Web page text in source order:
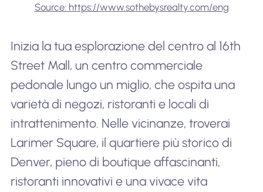
Source: https://www.sothebysrealty.com/eng
Inizia la tua esplorazione del centro al 16th
Street Mall, un centro commerciale
pedonale lungo un miglio, che ospita una
varietà di negozi, ristoranti e locali di
intrattenimento. Nelle vicinanze, troverai
Larimer Square, il quartiere più storico di
Denver, pieno di boutique affascinanti,
ristoranti innovativi e una vivace vita